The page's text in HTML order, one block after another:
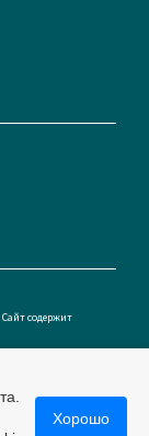
содержит
Хорошо